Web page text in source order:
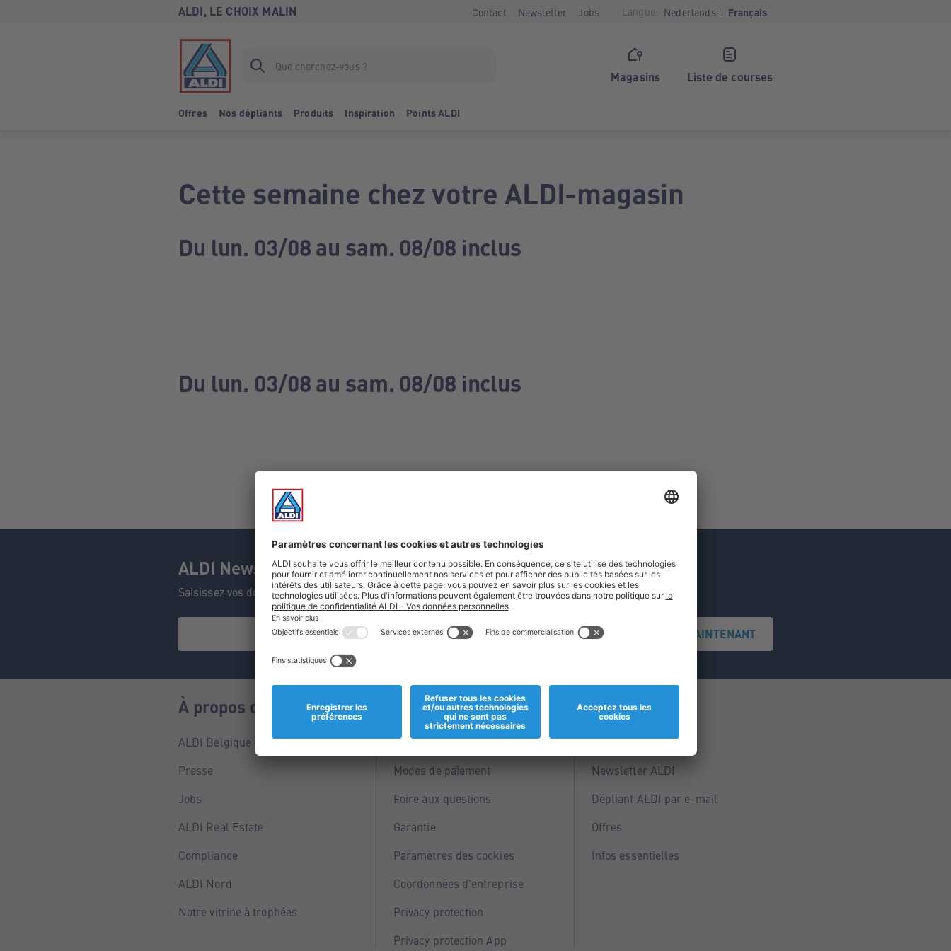
ALDI, LE CHOIX MALIN Contact Newsletter Jobs Langue: Nederlands Français
Magasins Liste de courses
Offres Nos dépliants Produits Inspiration Points ALDI
Cette semaine chez votre ALDI-magasin
Du lun. 03/08 au sam. 08/08 inclus
Du lun. 03/08 au sam. 08/08 inclus
ALDI Newsletter
Saisissez vos données et ne manquez aucune de nos offres.
S'INSCRIRE MAINTENANT
À propos de nous
ALDI Belgique
Presse
Jobs
ALDI Real Estate
Compliance
ALDI Nord
Notre vitrine à trophées
Informations
Magasins
Modes de paiement
Foire aux questions
Garantie
Paramètres des cookies
Coordonnées d'entreprise
Privacy protection
Privacy protection App
Service
Points ALDI
Newsletter ALDI
Dépliant ALDI par e-mail
Offres
Infos essentielles